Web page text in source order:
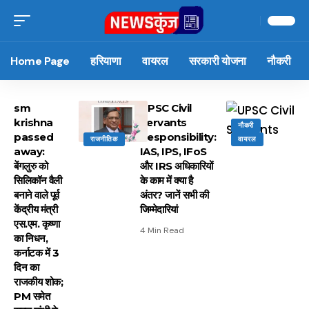
Home Page हरियाणा वायरल सरकारी योजना नौकरी
राजनीतिक
sm
krishna
passed
away:
बेंगलुरु को
सिलिकॉन वैली
बनाने वाले पूर्व
केंद्रीय मंत्री
एस.एम. कृष्णा
का निधन,
कर्नाटक में 3
दिन का
राजकीय शोक;
PM समेत
नौकरी
वायरल
UPSC Civil
Servants
Responsibility:
IAS, IPS, IFoS
और IRS अधिकारियों
के काम में क्या है
अंतर? जानें सभी की
जिम्मेदारियां
4 Min Read